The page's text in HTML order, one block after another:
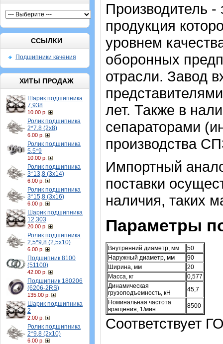
ССЫЛКИ
Подшипники качения
ХИТЫ ПРОДАЖ
Шарик подшипника
7,938
10.00 р.
Ролик подшипника
2*7,8 (2х8)
6.00 р.
Ролик подшипника
5,5*9
10.00 р.
Ролик подшипника
3*13,8 (3х14)
6.00 р.
Ролик подшипника
3*15,8 (3х16)
6.00 р.
Шарик подшипника
12,303
20.00 р.
Ролик подшипника
2,5*9,8 (2,5х10)
6.00 р.
Подшипник 8100
(51100)
42.00 р.
Подшипник 180206
(6206-2RS)
135.00 р.
Шарик подшипника
2
2.00 р.
Ролик подшипника
2*9,8 (2х10)
6.00 р.
Производитель
продукция
уровнем
оборонных
отрасли. Завод
лет. Также в
сепараторами
производства
Импортный
поставки
наличия, таких
Параметры
Внутренний диаметр, мм
50
Наружный диаметр, мм
90
Ширина, мм
20
Масса, кг
0,577
Динамическая
грузоподъемность, кН
45,7
Номинальная частота
вращения, 1/мин
8500
Соответствует